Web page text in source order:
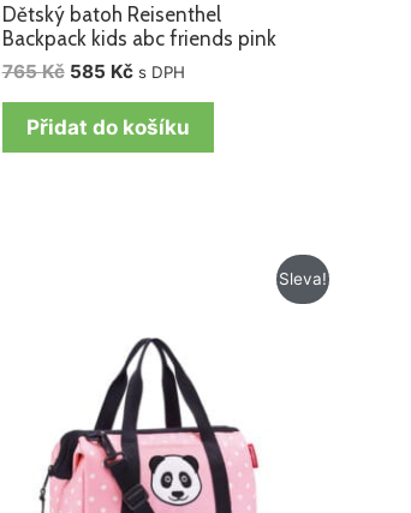
Dětský batoh Reisenthel
Backpack kids abc friends pink
765Kč 585 Kč s DPH
Přidat do košíku
Sleva!
525 Kč.